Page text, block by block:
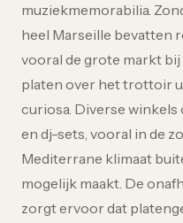
muziekmemorabilia.
heel Marseille bevatten
vooral de grote markt
platen over het trottoir
curiosa. Diverse
en dj-sets, vooral in de
Mediterrane klimaat
mogelijk maakt. De
zorgt ervoor dat